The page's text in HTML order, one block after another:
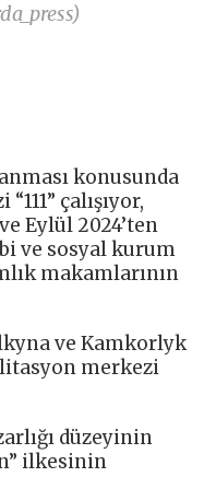
konusunda
çalışıyor,
Eylül 2024’ten
ve sosyal kurum
makamlarının
ve Kamkorlyk
merkezi
düzeyinin
ilkesinin